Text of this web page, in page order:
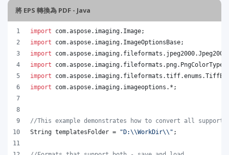
將 EPS 轉換為 PDF - Java
import com.aspose. imaging. Image;
import
com.aspose. imaging. ImageOptionsBase;
import
com.aspose. imaging. fileformats . jpeg2000.
import
com.aspose. imaging. fileformats . png. PngColorType
import
com.aspose. imaging. fileformats .tiff.enums .
import
com.aspose. imaging. imageoptions .*;
//This example demonstrates how to convert all
String templatesFolder = "D:\\WorkDir\\ " ;